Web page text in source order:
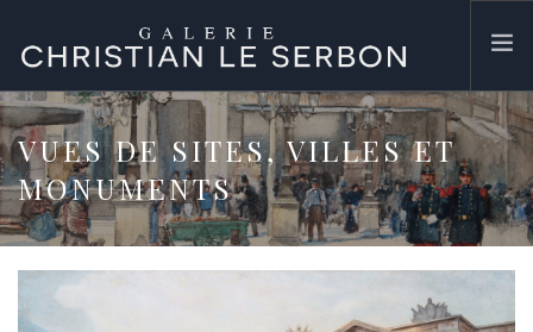
ACCUEIL
ŒUVRES
GALERIE
CONTACT
SEARCH SITE
VUES DE SITES, VILLES ET
MONUMENTS